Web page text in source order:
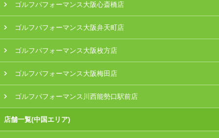
ゴルフパフォーマンス大阪心斎橋店
ゴルフパフォーマンス大阪弁天町店
ゴルフパフォーマンス大阪枚方店
ゴルフパフォーマンス大阪梅田店
ゴルフパフォーマンス川西能勢口駅前店
店舗一覧(中国エリア)